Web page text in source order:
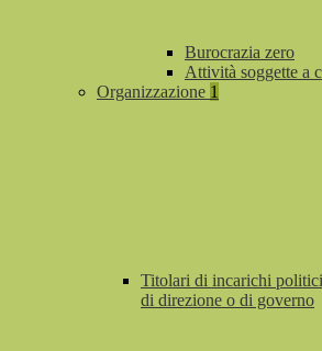
Burocrazia zero
Attività soggette a
Organizzazione 1
Titolari di incarichi
di direzione o di governo